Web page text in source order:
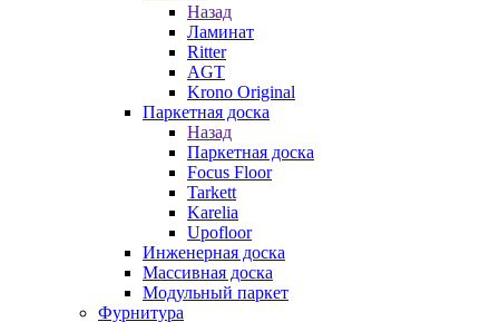
Назад
Ламинат
Ritter
AGT
Krono Original
Паркетная доска
Назад
Паркетная доска
Focus Floor
Tarkett
Karelia
Upofloor
Инженерная доска
Массивная доска
Модульный паркет
Фурнитура